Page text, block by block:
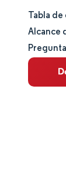
Tabla
Alcance